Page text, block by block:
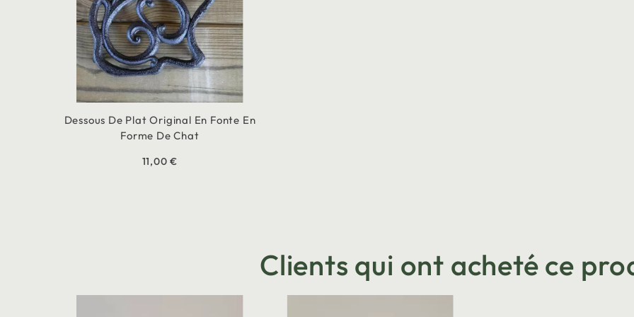
Dessous De Plat Original En Fonte En
Forme De Chat
11,00 €
Clients qui ont acheté ce